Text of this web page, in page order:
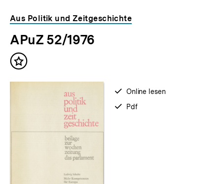
Inhaltskarousell
für
weitere
Inhalte
Inhaltskarussell
überspringen
Aus Politik und Zeitgeschichte
APuZ 52/1976
Inhalt
verfügbar
Online lesen
verfügbar
Pdf